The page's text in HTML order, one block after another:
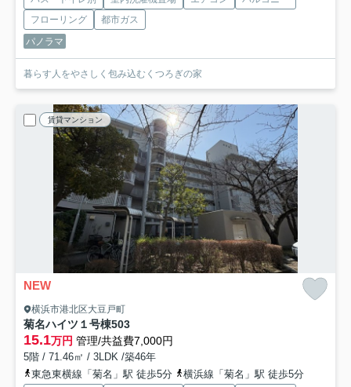
フローリング
都市ガス
パノラマ
暮らす人をやさしく包み込むくつろぎの家
賃貸マンション
NEW
横浜市港北区大豆戸町
菊名ハイツ１号棟503
15.1万円 管理/共益費7,000円
5階 / 71.46㎡ / 3LDK /築46年
東急東横線「菊名」駅 徒歩5分
横浜線「菊名」駅 徒歩5分